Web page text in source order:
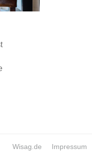
Wisag.de Impressum